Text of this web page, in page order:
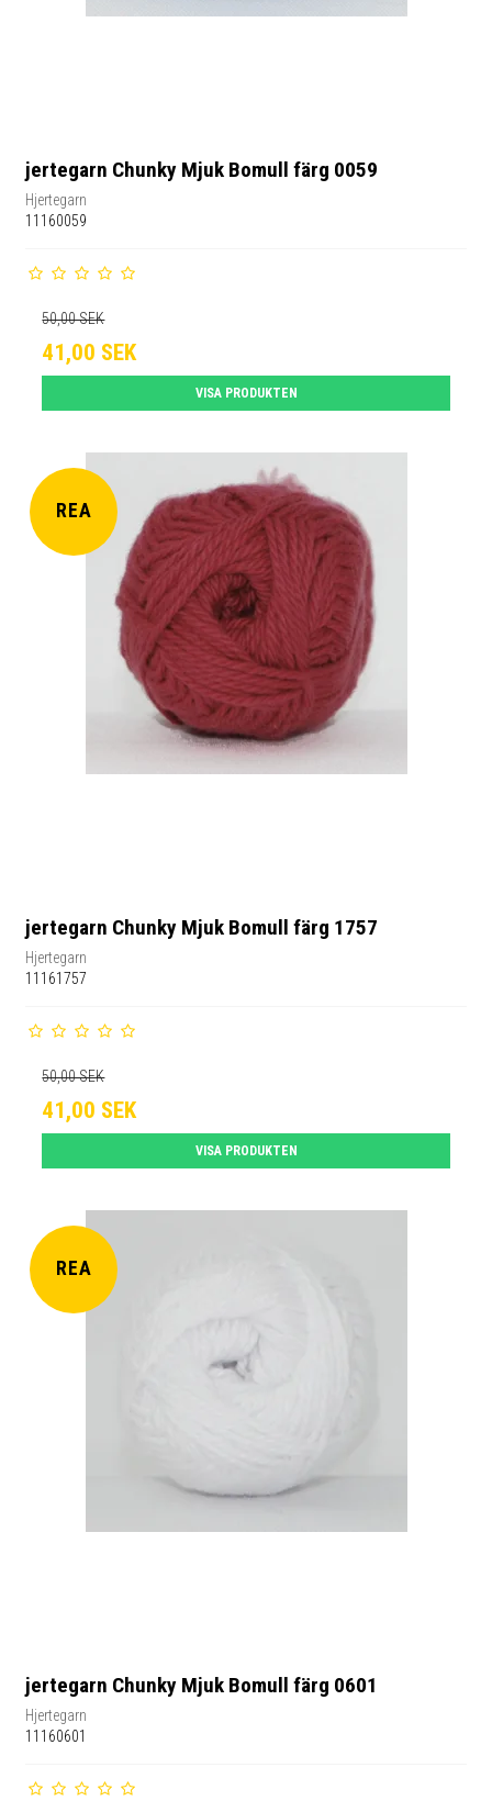
jertegarn Chunky Mjuk Bomull färg 0059
Hjertegarn
11160059
50,00 SEK
41,00 SEK
VISA PRODUKTEN
REA
jertegarn Chunky Mjuk Bomull färg 1757
Hjertegarn
11161757
50,00 SEK
41,00 SEK
VISA PRODUKTEN
REA
jertegarn Chunky Mjuk Bomull färg 0601
Hjertegarn
11160601